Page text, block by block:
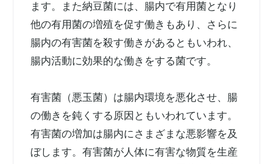
ます。また納豆菌には、腸内で有用菌となり
他の有用菌の増殖を促す働きもあり、さらに
腸内の有害菌を殺す働きがあるともいわれ、
腸内活動に効果的な働きをする菌です。
有害菌（悪玉菌）は腸内環境を悪化させ、腸
の働きを鈍くする原因ともいわれています。
有害菌の増加は腸内にさまざまな悪影響を及
ぼします。有害菌が人体に有害な物質を生産